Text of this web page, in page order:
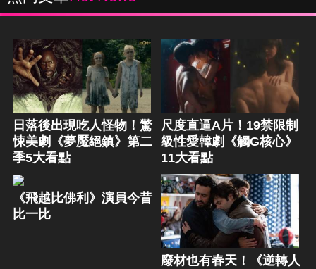
日落後出現吃人怪物！驚
悚美劇《夢魘絕鎮》第二
季5大看點
尺度直逼A片！19禁限制
級性愛韓劇《觸G核心》
11大看點
《飛越比佛利》演員今昔
比一比
廢材也有春天！《逆轉人